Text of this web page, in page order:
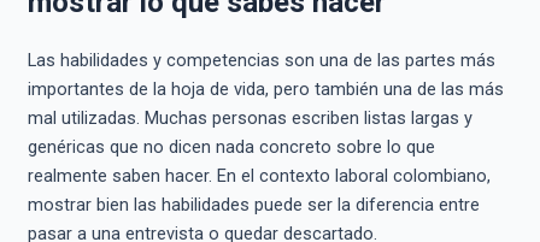
Las habilidades y competencias son una de las partes más
importantes de la hoja de vida, pero también una de las más
mal utilizadas. Muchas personas escriben listas largas y
genéricas que no dicen nada concreto sobre lo que
realmente saben hacer. En el contexto laboral colombiano,
mostrar bien las habilidades puede ser la diferencia entre
pasar a una entrevista o quedar descartado.